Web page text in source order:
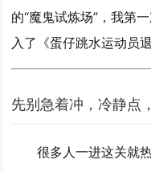
的“魔鬼试炼场”，我第
入了《蛋仔跳水运动员
先别急着冲，冷静点
很多人一进这关就